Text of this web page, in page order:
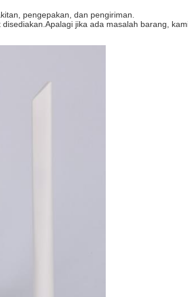
pengepakan, dan pengiriman.
jika ada masalah barang,